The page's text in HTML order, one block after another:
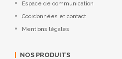
Espace de communication
Coordonnées et contact
Mentions légales
NOS PRODUITS